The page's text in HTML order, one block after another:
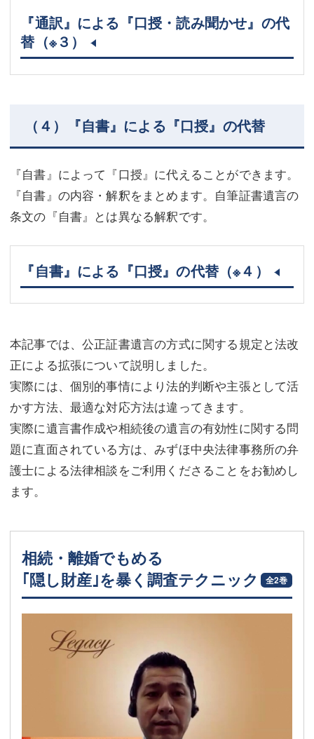
『通訳』による『口授・読み聞かせ』の代
替（※３）
（４）『自書』による『口授』の代替
『自書』によって『口授』に代えることができます。
『自書』の内容・解釈をまとめます。自筆証書遺言の
条文の『自書』とは異なる解釈です。
『自書』による『口授』の代替（※４）
本記事では、公正証書遺言の方式に関する規定と法改
正による拡張について説明しました。
実際には、個別的事情により法的判断や主張として活
かす方法、最適な対応方法は違ってきます。
実際に遺言書作成や相続後の遺言の有効性に関する問
題に直面されている方は、みずほ中央法律事務所の弁
護士による法律相談をご利用くださることをお勧めし
ます。
相続・離婚でもめる
｢隠し財産｣を暴く調査テクニック
全2巻